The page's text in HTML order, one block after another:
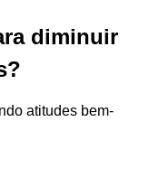
diminuir
atitudes bem-